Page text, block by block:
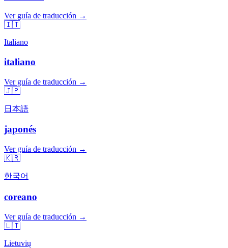
Ver guía de traducción →
🇮🇹
Italiano
italiano
Ver guía de traducción →
🇯🇵
日本語
japonés
Ver guía de traducción →
🇰🇷
한국어
coreano
Ver guía de traducción →
🇱🇹
Lietuvių